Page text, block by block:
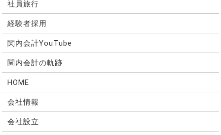
社員旅行
経験者採用
関内会計YouTube
関内会計の軌跡
HOME
会社情報
会社設立